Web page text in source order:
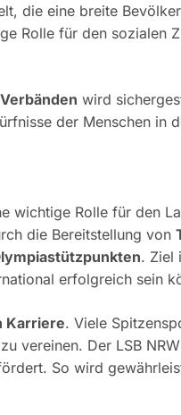
die eine breite
Rolle für den sozialen
Verbänden wird
der Menschen in
wichtige Rolle für den
die Bereitstellung von
. Ziel
erfolgreich sein
Karriere. Viele
vereinen. Der LSB
So wird